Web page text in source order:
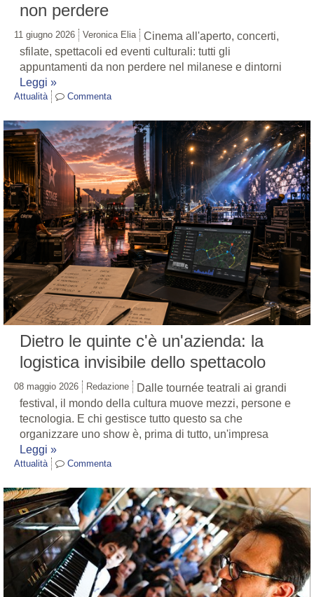
non perdere
11 giugno 2026 Veronica Elia
Cinema all'aperto, concerti,
sfilate, spettacoli ed eventi culturali: tutti gli
appuntamenti da non perdere nel milanese e dintorni
Leggi »
Attualità Commenta
Dietro le quinte c'è un'azienda: la
logistica invisibile dello spettacolo
08 maggio 2026 Redazione
Dalle tournée teatrali ai grandi
festival, il mondo della cultura muove mezzi, persone e
tecnologia. E chi gestisce tutto questo sa che
organizzare uno show è, prima di tutto, un'impresa
Leggi »
Attualità Commenta